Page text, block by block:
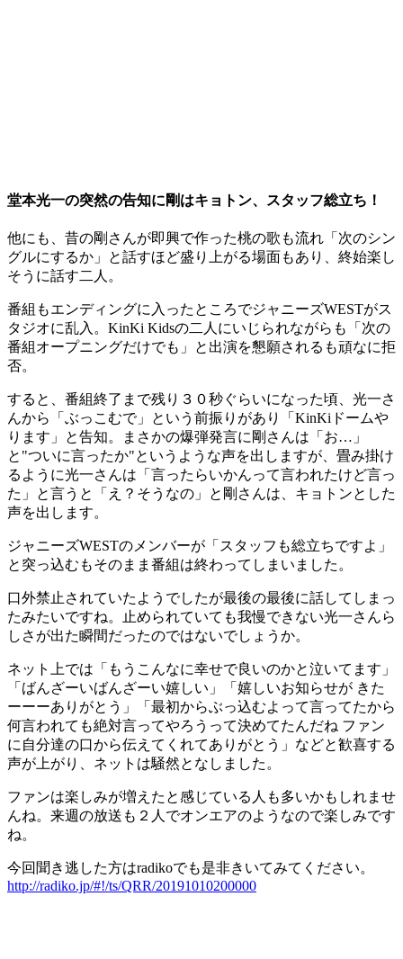
堂本光一の突然の告知に剛はキョトン、スタッフ総立ち！
他にも、昔の剛さんが即興で作った桃の歌も流れ「次のシン
グルにするか」と話すほど盛り上がる場面もあり、終始楽し
そうに話す二人。
番組もエンディングに入ったところでジャニーズWESTがス
タジオに乱入。KinKi Kidsの二人にいじられながらも「次の
番組オープニングだけでも」と出演を懇願されるも頑なに拒
否。
すると、番組終了まで残り３０秒ぐらいになった頃、光一さ
んから「ぶっこむで」という前振りがあり「KinKiドームや
ります」と告知。まさかの爆弾発言に剛さんは「お…」
と"ついに言ったか"というような声を出しますが、畳み掛け
るように光一さんは「言ったらいかんって言われたけど言っ
た」と言うと「え？そうなの」と剛さんは、キョトンとした
声を出します。
ジャニーズWESTのメンバーが「スタッフも総立ちですよ」
と突っ込むもそのまま番組は終わってしまいました。
口外禁止されていたようでしたが最後の最後に話してしまっ
たみたいですね。止められていても我慢できない光一さんら
しさが出た瞬間だったのではないでしょうか。
ネット上では「もうこんなに幸せで良いのかと泣いてます」
「ばんざーいばんざーい嬉しい」「嬉しいお知らせが きた
ーーーありがとう」「最初からぶっ込むよって言ってたから
何言われても絶対言ってやろうって決めてたんだね ファン
に自分達の口から伝えてくれてありがとう」などと歓喜する
声が上がり、ネットは騒然となしました。
ファンは楽しみが増えたと感じている人も多いかもしれませ
んね。来週の放送も２人でオンエアのようなので楽しみです
ね。
今回聞き逃した方はradikoでも是非きいてみてください。
http://radiko.jp/#!/ts/QRR/20191010200000